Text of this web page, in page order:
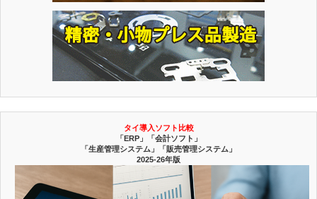
タイ導入ソフト比較
「ERP」「会計ソフト」
「生産管理システム」「販売管理システム」
2025-26年版